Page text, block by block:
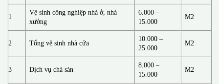
1
Vệ sinh công nghiệp nhà ở, nhà
xưởng
6.000 –
15.000
M2
2 Tổng vệ sinh nhà cửa
10.000 –
25.000
M2
3 Dịch vụ chà sàn
8.000 –
15.000
M2